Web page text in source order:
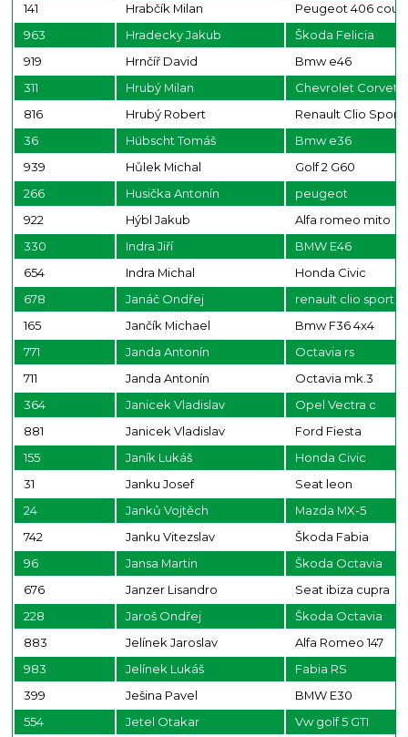
141
Hrabčík Milan
Peugeot 406
963
Hradecky Jakub
Škoda Felicia
919
Hrnčíř David
Bmw e46
311
Hrubý Milan
Chevrolet
816
Hrubý Robert
Renault Clio Sport
36
Hübscht Tomáš
Bmw e36
939
Hůlek Michal
Golf 2 G60
266
Husička Antonín
peugeot
922
Hýbl Jakub
Alfa romeo mito
330
Indra Jiří
BMW E46
654
Indra Michal
Honda Civic
678
Janáč Ondřej
renault clio sport
165
Jančík Michael
Bmw F36 4x4
771
Janda Antonín
Octavia rs
711
Janda Antonín
Octavia mk.3
364
Janicek Vladislav
Opel Vectra c
881
Janicek Vladislav
Ford Fiesta
155
Janík Lukáš
Honda Civic
31
Janku Josef
Seat leon
24
Janků Vojtěch
Mazda MX-5
742
Janku Vitezslav
Škoda Fabia
96
Jansa Martin
Škoda Octavia
676
Janzer Lisandro
Seat ibiza cupra
228
Jaroš Ondřej
Škoda Octavia
883
Jelínek Jaroslav
Alfa Romeo 147
983
Jelínek Lukáš
Fabia RS
399
Ješina Pavel
BMW E30
554
Jetel Otakar Vw golf 5 GTI